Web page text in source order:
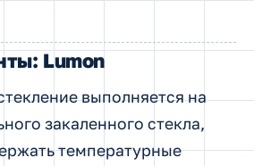
Lumon
выполняется на
закаленного стекла,
температурные